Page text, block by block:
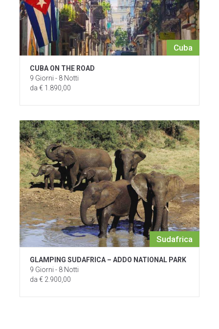
Cuba
CUBA ON THE ROAD
9 Giorni - 8 Notti
da € 1.890,00
Sudafrica
GLAMPING SUDAFRICA – ADDO NATIONAL PARK
9 Giorni - 8 Notti
da € 2.900,00